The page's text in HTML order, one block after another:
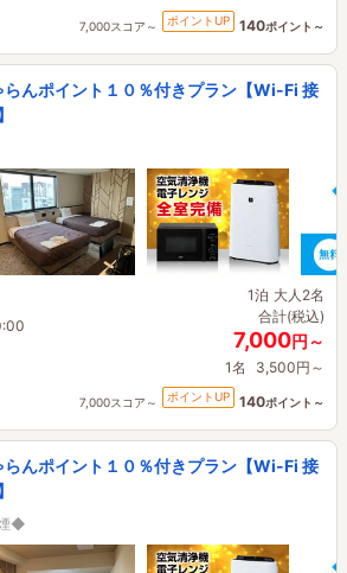
7,000スコア～ ポイントUP 140ポイント～
らんポイント１０％付きプラン【Wi-Fi 接
1泊 大人2名
合計(税込)
7,000円～
1名 3,500円～
7,000スコア～ ポイントUP 140ポイント～
らんポイント１０％付きプラン【Wi-Fi 接
◆